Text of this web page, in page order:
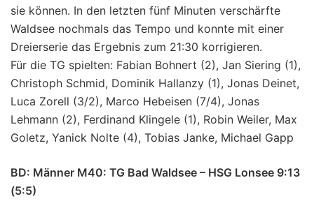
sie können. In den letzten fünf Minuten verschärfte
Waldsee nochmals das Tempo und konnte mit einer
Dreierserie das Ergebnis zum 21:30 korrigieren.
Für die TG spielten: Fabian Bohnert (2), Jan Siering (1),
Christoph Schmid, Dominik Hallanzy (1), Jonas Deinet,
Luca Zorell (3/2), Marco Hebeisen (7/4), Jonas
Lehmann (2), Ferdinand Klingele (1), Robin Weiler, Max
Goletz, Yanick Nolte (4), Tobias Janke, Michael Gapp
BD: Männer M40: TG Bad Waldsee – HSG Lonsee 9:13
(5:5)